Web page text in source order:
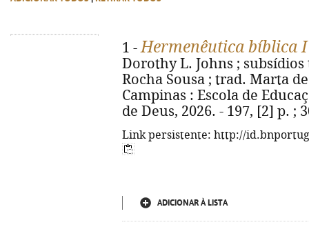
1 -Hermenêutica bíblica I
Dorothy L. Johns ;
Rocha Sousa ; trad. Marta
Campinas : Escola de
de Deus, 2026. - 197, [2] p. ;
Link persistente: http://
ADICIONAR À LISTA